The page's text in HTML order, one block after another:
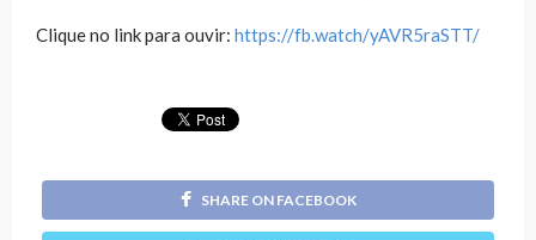
Clique no link para ouvir: https://fb.watch/yAVR5raSTT/
SHARE ON FACEBOOK